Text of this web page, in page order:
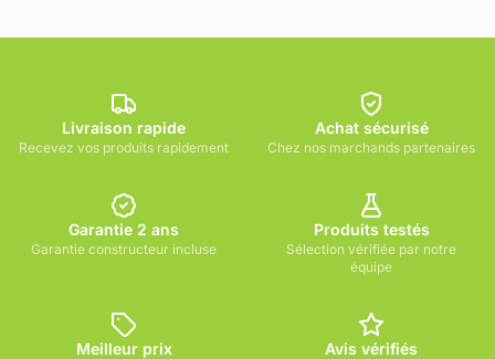
Livraison rapide
Recevez vos produits rapidement
Achat sécurisé
Chez nos marchands partenaires
Garantie 2 ans
Garantie constructeur incluse
Produits testés
Sélection vérifiée par notre
équipe
Meilleur prix Avis vérifiés